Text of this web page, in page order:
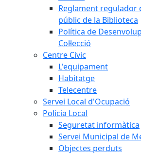
Reglament regulador
públic de la Biblioteca
Política de
Col·lecció
Centre Civic
L'equipament
Habitatge
Telecentre
Servei Local d'Ocupació
Policia Local
Seguretat informàtica
Servei Municipal de
Objectes perduts